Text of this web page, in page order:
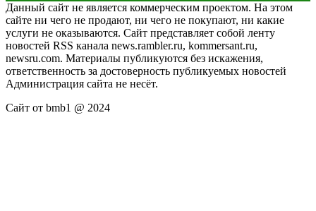
Данный сайт не является коммерческим проектом. На этом
сайте ни чего не продают, ни чего не покупают, ни какие
услуги не оказываются. Сайт представляет собой ленту
новостей RSS канала news.rambler.ru, kommersant.ru,
newsru.com. Материалы публикуются без искажения,
ответственность за достоверность публикуемых новостей
Администрация сайта не несёт.
Сайт от bmb1 @ 2024